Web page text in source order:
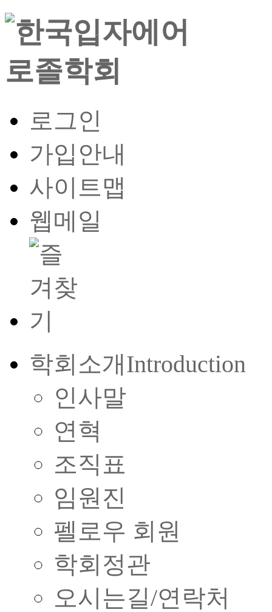
로그인
가입안내
사이트맵
웹메일
학회소개Introduction
인사말
연혁
조직표
임원진
펠로우 회원
학회정관
오시는길/연락처